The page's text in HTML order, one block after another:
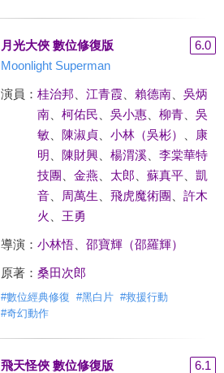
月光大俠 數位修復版
6.0
Moonlight Superman
演員： 桂治邦 江青霞、 賴德南、 吳炳
南、 柯佑民 吳小惠、 柳青、 吳
敏、 陳淑貞、 小林（吳彬）
康
明
陳財興、 楊渭溪、 李棠華特
技團
金燕 太郎 蘇真平、 凱
音、 周萬生 飛虎魔術團
許木
火
王勇
導演： 小林悟、 邵寶輝（邵羅輝）
原著： 桑田次郎
#數位經典修復 #黑白片 #救援行動
#奇幻動作
飛天怪俠 數位修復版
6.1